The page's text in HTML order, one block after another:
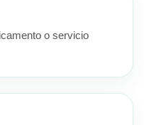
o servicio